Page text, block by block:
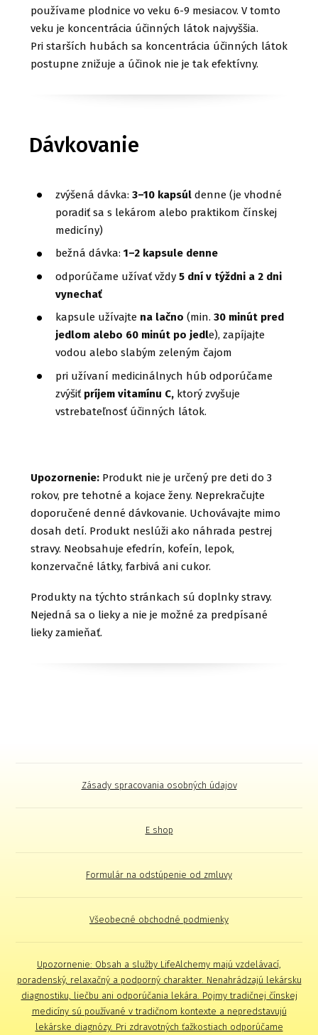
používame plodnice vo veku 6-9 mesiacov. V tomto
veku je koncentrácia účinných látok najvyššia.
Pri starších hubách sa koncentrácia účinných látok
postupne znižuje a účinok nie je tak efektívny.
Dávkovanie
zvýšená dávka: 3–10 kapsúldenne (je vhodné
poradiť sa s lekárom alebo praktikom čínskej
medicíny)
bežná dávka: 1–2 kapsule denne
odporúčame užívať vždy5 dní v týždni a 2 dni
vynechať
kapsule užívajte na lačno (min. 30 minút pred
jedlom alebo 60 minút po jedle), zapíjajte
vodou alebo slabým zeleným čajom
pri užívaní medicinálnych húb odporúčame
zvýšiť príjem vitamínu C,ktorý zvyšuje
vstrebateľnosť účinných látok.
Upozornenie:Produkt nie je určený pre deti do 3
rokov, pre tehotné a kojace ženy. Neprekračujte
doporučené denné dávkovanie. Uchovávajte mimo
dosah detí. Produkt neslúži ako náhrada pestrej
stravy. Neobsahuje efedrín, kofeín, lepok,
konzervačné látky, farbivá ani cukor.
Produkty na týchto stránkach sú doplnky stravy.
Nejedná sa o lieky a nie je možné za predpísané
lieky zamieňať.
Zásady spracovania osobných údajov
E shop
Formulár na odstúpenie od zmluvy
Všeobecné obchodné podmienky
Upozornenie: Obsah a služby LifeAlchemy majú vzdelávací,
poradenský, relaxačný a podporný charakter. Nenahrádzajú lekársku
diagnostiku, liečbu ani odporúčania lekára. Pojmy tradičnej čínskej
medicíny sú používané v tradičnom kontexte a nepredstavujú
lekárske diagnózy. Pri zdravotných ťažkostiach odporúčame